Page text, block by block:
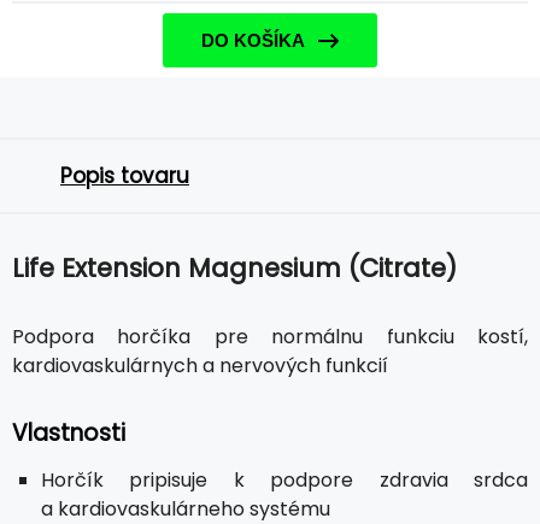
DO KOŠÍKA
Popis tovaru
Life Extension Magnesium (Citrate)
Podpora horčíka pre normálnu funkciu kostí,
kardiovaskulárnych a nervových funkcií
Vlastnosti
Horčík pripisuje k podpore zdravia srdca
a kardiovaskulárneho systému